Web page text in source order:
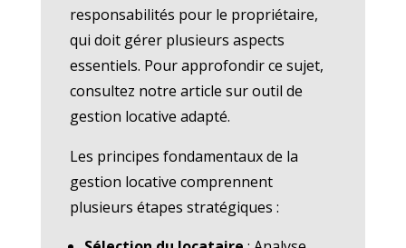
responsabilités pour le propriétaire,
qui doit gérer plusieurs aspects
essentiels. Pour approfondir ce sujet,
consultez notre article sur outil de
gestion locative adapté.
Les principes fondamentaux de la
gestion locative comprennent
plusieurs étapes stratégiques :